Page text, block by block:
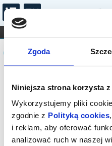
Zgoda
Niniejsza strona korzysta
Wykorzystujemy pliki
zgodnie z Polityką cookies
i reklam, aby oferować
analizować ruch w naszej
FILHARMONIA OPERA I
DLA DZIECI
Komunikat
Sprzedaż biletów
została zakończona.